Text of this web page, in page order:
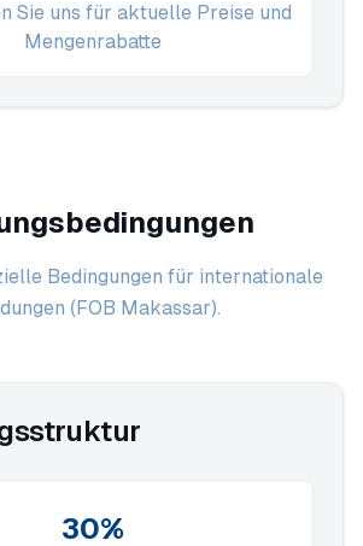
Sie uns für aktuelle Preise und
Mengenrabatte
Bedingungen für internationale
(FOB Makassar).
30%